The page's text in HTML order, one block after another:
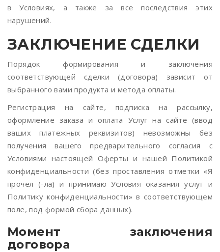
в Условиях, а также за все последствия этих
нарушений.
ЗАКЛЮЧЕНИЕ СДЕЛКИ
Порядок формирования и заключения
соответствующей сделки (договора) зависит от
выбранного вами продукта и метода оплаты.
Регистрация на сайте, подписка на рассылку,
оформление заказа и оплата Услуг на сайте (ввод
ваших платежных реквизитов) невозможны без
получения вашего предварительного согласия с
Условиями настоящей Оферты и нашей Политикой
конфиденциальности (без проставления отметки «Я
прочел (-ла) и принимаю Условия оказания услуг и
Политику конфиденциальности» в соответствующем
поле, под формой сбора данных).
Момент заключения
договора